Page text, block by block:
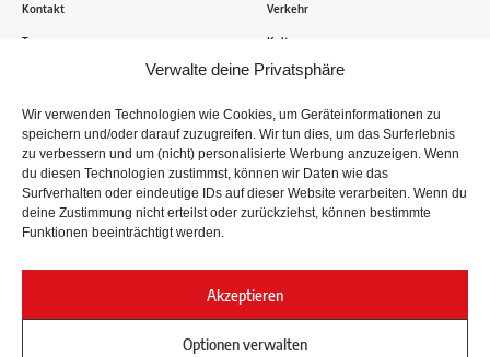
Verwalte deine Privatsphäre
Wir verwenden Technologien wie Cookies, um Geräteinformationen zu
speichern und/oder darauf zuzugreifen. Wir tun dies, um das Surferlebnis
zu verbessern und um (nicht) personalisierte Werbung anzuzeigen. Wenn
du diesen Technologien zustimmst, können wir Daten wie das
Surfverhalten oder eindeutige IDs auf dieser Website verarbeiten. Wenn du
deine Zustimmung nicht erteilst oder zurückziehst, können bestimmte
Funktionen beeinträchtigt werden.
Akzeptieren
Optionen verwalten
Kontakt
Transparenz
Verkehr
Kultur
Tausende Stolberger sind bereits dabei! Du sendest uns
Informationen, Bilder und Erlebnisse aus der Kupferstadt – Wir
recherchieren, sammeln Informationen und berichten!